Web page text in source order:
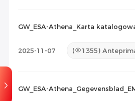
GW_ESA-Athena_Karta
2025-11-07 ( 1355)
GW_ESA-